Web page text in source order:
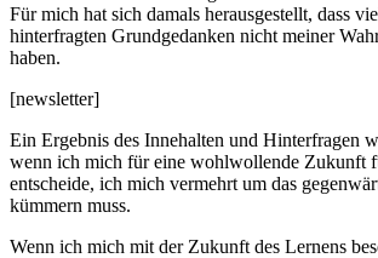
Für mich hat sich damals herausgestellt, dass
hinterfragten Grundgedanken nicht meiner
haben.
[newsletter]
Ein Ergebnis des Innehalten und Hinterfragen
wenn ich mich für eine wohlwollende Zukunft
entscheide, ich mich vermehrt um das
kümmern muss.
Wenn ich mich mit der Zukunft des Lernens